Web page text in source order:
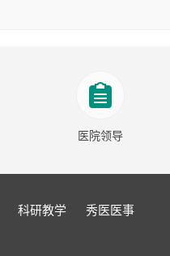
医院领导
科研教学 秀医医事